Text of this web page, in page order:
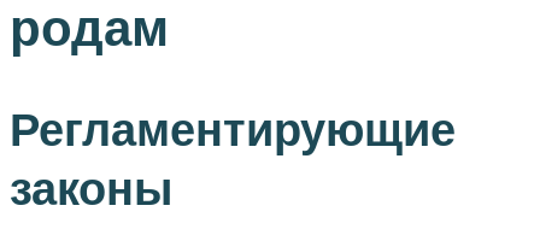
родам
Регламентирующие
законы